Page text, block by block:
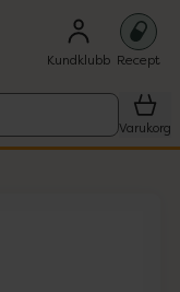
Kundklubb Recept
Varukorg